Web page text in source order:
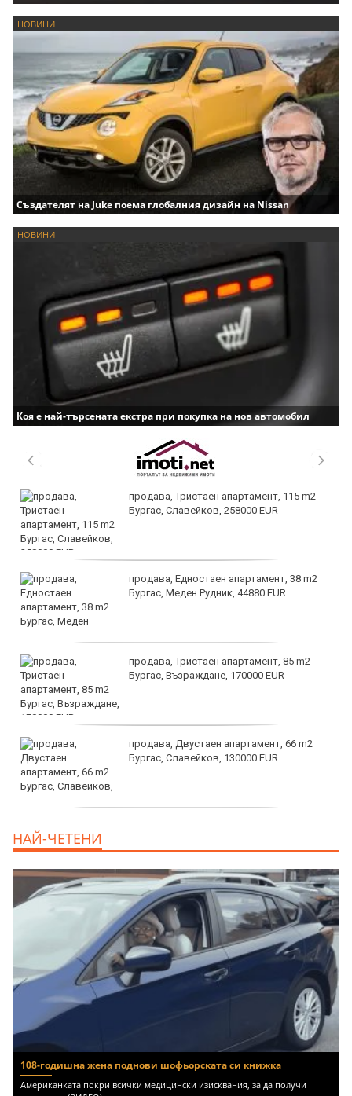
НОВИНИ
Създателят на Juke поема глобалния дизайн на Nissan
НОВИНИ
Коя е най-търсената екстра при покупка на нов автомобил
продава, Тристаен апартамент, 115 m2
Бургас, Славейков, 258000 EUR
продава, Едностаен апартамент, 38 m2
Бургас, Меден Рудник, 44880 EUR
продава, Тристаен апартамент, 85 m2
Бургас, Възраждане, 170000 EUR
продава, Двустаен апартамент, 66 m2
Бургас, Славейков, 130000 EUR
НАЙ-ЧЕТЕНИ
108-годишна жена поднови шофьорската си книжка
Американката покри всички медицински изисквания, за да получи